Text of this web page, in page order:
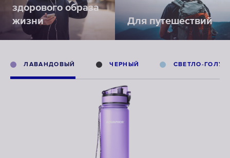
здорового образа
жизни
Для путешествий
ЛАВАНДОВЫЙ ЧЕРНЫЙ СВЕТЛО-